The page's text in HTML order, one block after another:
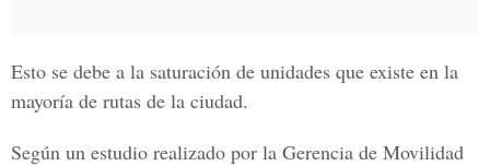
Esto se debe a la saturación de unidades que existe en la
mayoría de rutas de la ciudad.
Según un estudio realizado por la Gerencia de Movilidad